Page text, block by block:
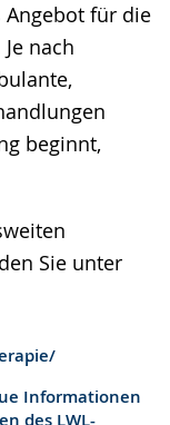
für die
nach
beginnt,
Sie unter
Informationen
des LWL-